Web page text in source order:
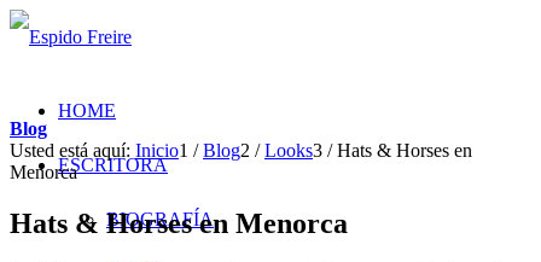
HOME
ESCRITORA
BIOGRAFÍA
Blog
Usted está aquí: Inicio1 / Blog2 / Looks3 / Hats & Horses en
Menorca
Hats & Horses en Menorca